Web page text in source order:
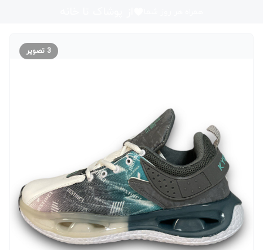
3 تصویر